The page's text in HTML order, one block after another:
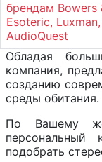
брендам Bowers
Esoteric,
AudioQuest
Обладая
компания,
созданию
среды обитания.
По Вашему
персональный
подобрать